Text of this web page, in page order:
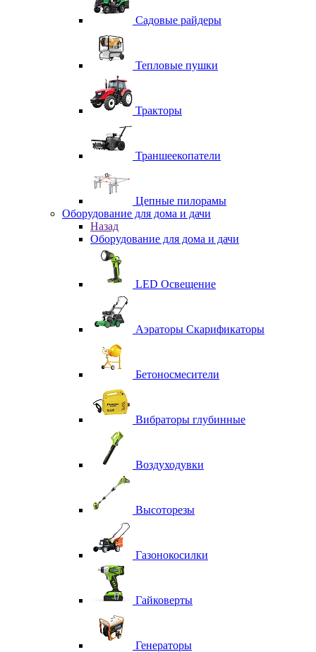
Садовые райдеры
Тепловые пушки
Тракторы
Траншеекопатели
Цепные пилорамы
Оборудование для дома и дачи
Назад
Оборудование для дома и дачи
LED Освещение
Аэраторы Скарификаторы
Бетоносмесители
Вибраторы глубинные
Воздуходувки
Высоторезы
Газонокосилки
Гайковерты
Генераторы